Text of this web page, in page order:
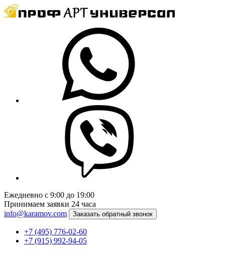
Ежедневно с 9:00 до 19:00
Принимаем заявки 24 часа
info@karamov.com
Заказать обратный звонок
+7 (495) 776-02-60
+7 (915) 992-94-05